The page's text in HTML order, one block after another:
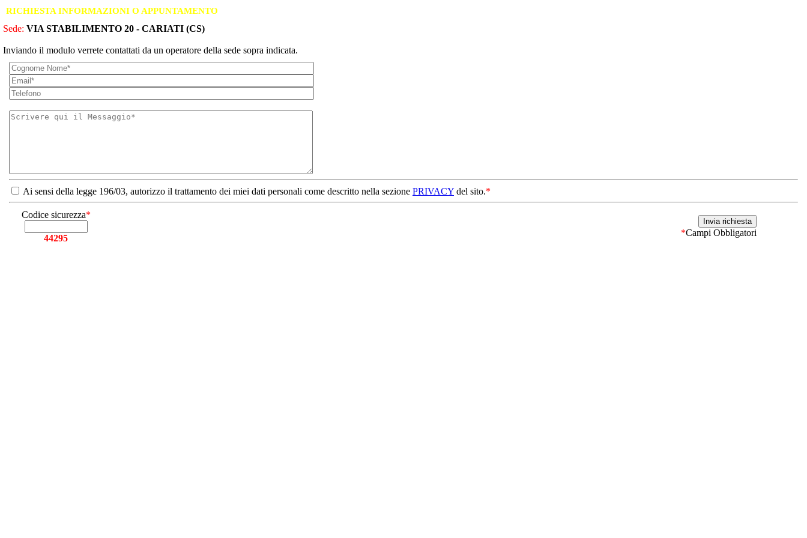
RICHIESTA INFORMAZIONI O APPUNTAMENTO
Sede: VIA STABILIMENTO 20 - CARIATI (CS)
Inviando il modulo verrete contattati da un operatore della sede sopra indicata.
Ai sensi della legge 196/03, autorizzo il trattamento dei miei dati personali come descritto nella sezione PRIVACY del sito.*
Codice sicurezza*
44295
*Campi Obbligatori